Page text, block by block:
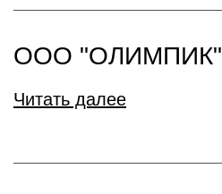
ООО "ОЛИМПИК"
Читать далее